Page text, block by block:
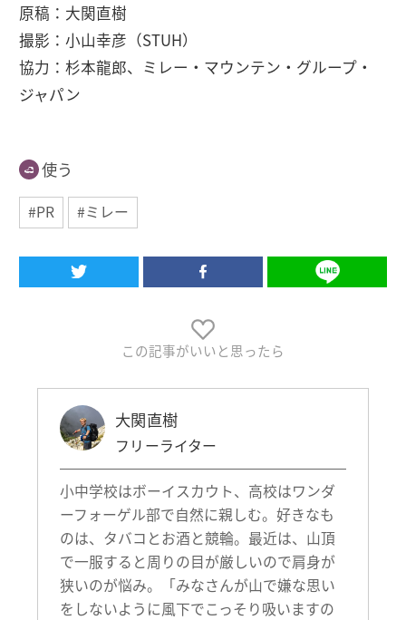
原稿：大関直樹
撮影：小山幸彦（STUH）
協力：杉本龍郎、ミレー・マウンテン・グループ・
ジャパン
使う
#PR #ミレー
この記事がいいと思ったら
大関直樹
フリーライター
小中学校はボーイスカウト、高校はワンダ
ーフォーゲル部で自然に親しむ。好きなも
のは、タバコとお酒と競輪。最近は、山頂
で一服すると周りの目が厳しいので肩身が
狭いのが悩み。「みなさんが山で嫌な思い
をしないように風下でこっそり吸いますの